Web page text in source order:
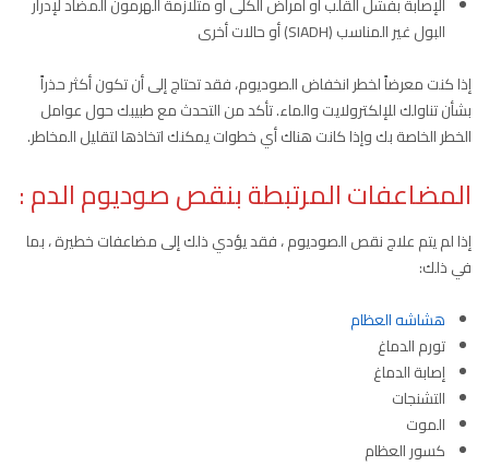
البول غير المناسب (SIADH) أو حالات أخرى
إذا كنت معرضاً لخطر انخفاض الصوديوم، فقد تحتاج إلى أن تكون أكثر حذراً
بشأن تناولك للإلكترولايت والماء. تأكد من التحدث مع طبيبك حول عوامل
الخطر الخاصة بك وإذا كانت هناك أي خطوات يمكنك اتخاذها لتقليل المخاطر.
المضاعفات المرتبطة بنقص صوديوم الدم :
إذا لم يتم علاج نقص الصوديوم ، فقد يؤدي ذلك إلى مضاعفات خطيرة ، بما
في ذلك:
هشاشه العظام
تورم الدماغ
إصابة الدماغ
التشنجات
الموت
كسور العظام